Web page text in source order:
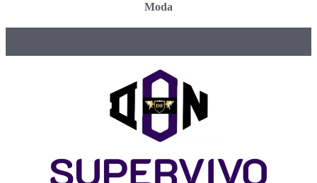
Moda